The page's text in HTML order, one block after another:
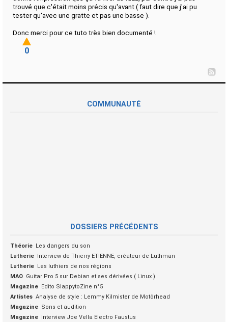
trouvé que c'était moins précis qu'avant ( faut dire que j'ai pu
tester qu'avec une gratte et pas une basse ).
Donc merci pour ce tuto très bien documenté !
0
COMMUNAUTÉ
DOSSIERS PRÉCÉDENTS
Théorie Les dangers du son
Lutherie Interview de Thierry ETIENNE, créateur de Luthman
Lutherie Les luthiers de nos régions
MAO Guitar Pro 5 sur Debian et ses dérivées ( Linux )
Magazine Edito SlappytoZine n°5
Artistes Analyse de style : Lemmy Kilmister de Motörhead
Magazine Sons et audition
Magazine Interview Joe Vella Electro Faustus